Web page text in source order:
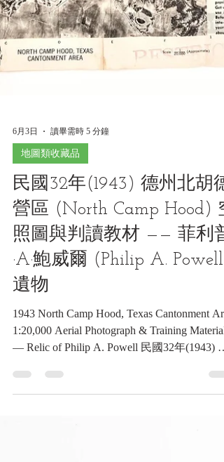
6月3日 讀畢需時 5 分鐘
民國32年(1943) 德州北胡德
照圖與判讀教材 —— 菲利普
·A·鮑威爾 (Philip A. Powell)
遺物